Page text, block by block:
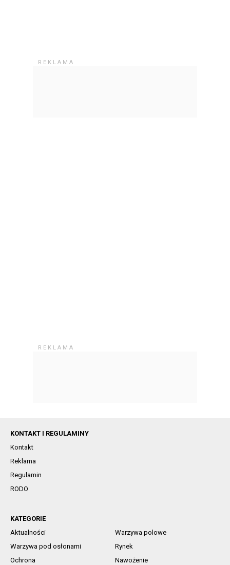
KONTAKT I REGULAMINY
Kontakt
Reklama
Regulamin
RODO
KATEGORIE
Aktualności
Warzywa polowe
Warzywa pod osłonami
Rynek
Ochrona
Nawożenie